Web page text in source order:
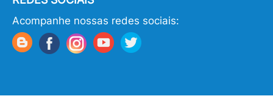
Acompanhe nossas redes sociais: